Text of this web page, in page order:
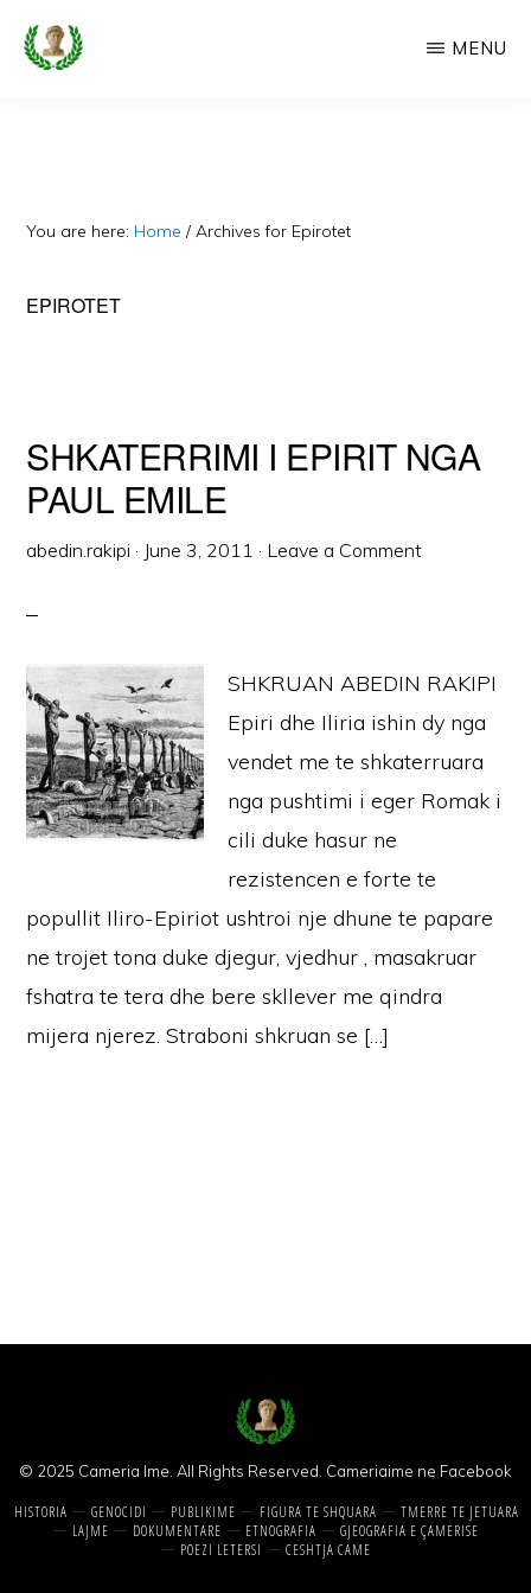
Skip
Faqe
Dedikuar
MENU
You are here: Home / Archives for Epirotet
EPIROTET
SHKATERRIMI I EPIRIT NGA
PAUL EMILE
abedin.rakipi · June 3, 2011 · Leave a Comment
SHKRUAN ABEDIN RAKIPI
Epiri dhe Iliria ishin dy nga
vendet me te shkaterruara
nga pushtimi i eger Romak i
cili duke hasur ne
rezistencen e forte te
popullit Iliro-Epiriot ushtroi nje dhune te papare
ne trojet tona duke djegur, vjedhur , masakruar
fshatra te tera dhe bere skllever me qindra
mijera njerez. Straboni shkruan se […]
© 2025 Cameria Ime. All Rights Reserved. Cameriaime ne Facebook
HISTORIA GENOCIDI PUBLIKIME FIGURA TE SHQUARA
TMERRE TE JETUARA
LAJME
DOKUMENTARE ETNOGRAFIA
GJEOGRAFIA E ÇAMERISE
POEZI LETERSI
CESHTJA CAME